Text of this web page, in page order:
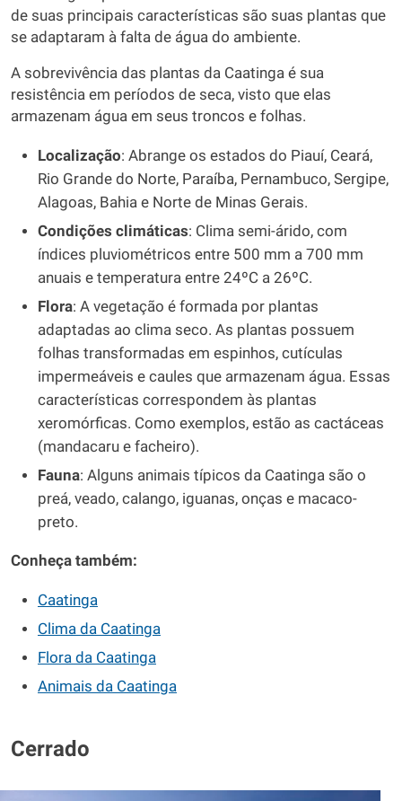
de suas principais características são suas plantas que
se adaptaram à falta de água do ambiente.
A sobrevivência das plantas da Caatinga é sua
resistência em períodos de seca, visto que elas
armazenam água em seus troncos e folhas.
Localização: Abrange os estados do Piauí, Ceará,
Rio Grande do Norte, Paraíba, Pernambuco, Sergipe,
Alagoas, Bahia e Norte de Minas Gerais.
Condições climáticas: Clima semi-árido, com
índices pluviométricos entre 500 mm a 700 mm
anuais e temperatura entre 24ºC a 26ºC.
Flora: A vegetação é formada por plantas
adaptadas ao clima seco. As plantas possuem
folhas transformadas em espinhos, cutículas
impermeáveis e caules que armazenam água. Essas
características correspondem às plantas
xeromórficas. Como exemplos, estão as cactáceas
(mandacaru e facheiro).
Fauna: Alguns animais típicos da Caatinga são o
preá, veado, calango, iguanas, onças e macaco-
preto.
Conheça também:
Caatinga
Clima da Caatinga
Flora da Caatinga
Animais da Caatinga
Cerrado